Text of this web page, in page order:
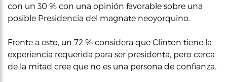
con un 30 % con una opinión favorable sobre una
posible Presidencia del magnate neoyorquino.
Frente a esto, un 72 % considera que Clinton tiene la
experiencia requerida para ser presidenta, pero cerca
de la mitad cree que no es una persona de confianza.